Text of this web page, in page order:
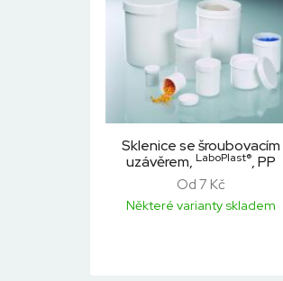
Sklenice se šroubovacím
uzávěrem, LaboPlast®, PP
Od 7 Kč
Některé varianty skladem